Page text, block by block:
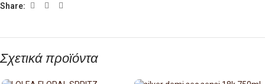
Share:
Σχετικά προϊόντα